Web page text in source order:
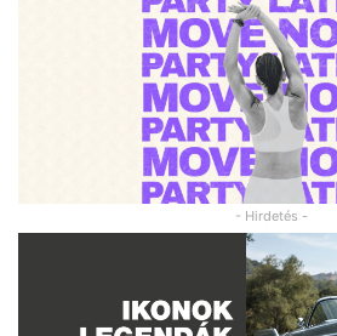
- Hirdetés -